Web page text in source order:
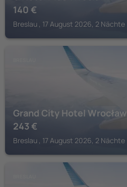
140 €
Breslau , 17 August 2026, 2 Nächte
Grand City Hotel Wrocław
243 €
Breslau , 17 August 2026, 2 Nächte